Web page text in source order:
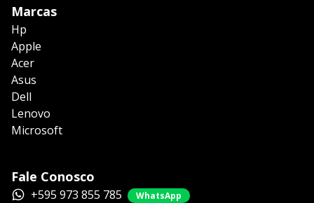
Marcas
Hp
Apple
Acer
Asus
Dell
Lenovo
Microsoft
Fale Conosco
+595 973 855 785 WhatsApp